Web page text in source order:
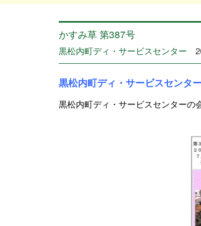
かすみ草 第387号
黒松内町ディ・サービスセンター
黒松内町ディ・サービスセンター
黒松内町ディ・サービスセンターの